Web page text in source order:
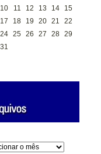
10 11 12 13 14
15
17 18 19 20 21
22
24 25 26 27 28 29
31